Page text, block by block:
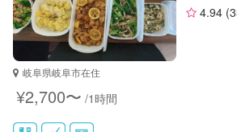
4.94
岐阜県岐阜市在住
¥2,700〜 /1時間